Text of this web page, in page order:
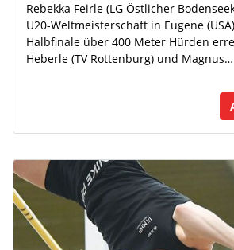
Rebekka Feirle (LG Östlicher
U20-Weltmeisterschaft in Eugene
Halbfinale über 400 Meter Hürden
Heberle (TV Rottenburg) und Magnus…